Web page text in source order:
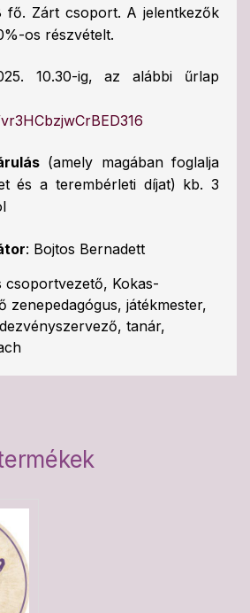
fő. Zárt csoport. A jelentkezők
os részvételt.
10.30-ig, az alábbi űrlap
(amely magában foglalja
és a terembérleti díjat) kb. 3
: Bojtos Bernadett
csoportvezető, Kokas-
zenepedagógus, játékmester,
tanár,